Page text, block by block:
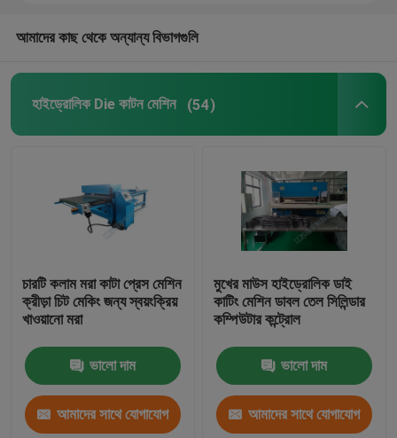
গ্লোভ মেকিং মেশিন
আমাদের কাছ থেকে অন্যান্য বিভাগগুলি
হাইড্রোলিক Die কাটন মেশিন (54)
চারটি কলাম মরা কাটা প্রেস মেশিন
ক্রীড়া চিট মেকিং জন্য স্বয়ংক্রিয়
খাওয়ানো মরা
ভালো দাম
আমাদের সাথে যোগাযোগ
মুখের মাউস হাইড্রোলিক ডাই
কাটিং মেশিন ডাবল তেল সিলিন্ডার
কম্পিউটার কন্ট্রোল
ভালো দাম
আমাদের সাথে যোগাযোগ